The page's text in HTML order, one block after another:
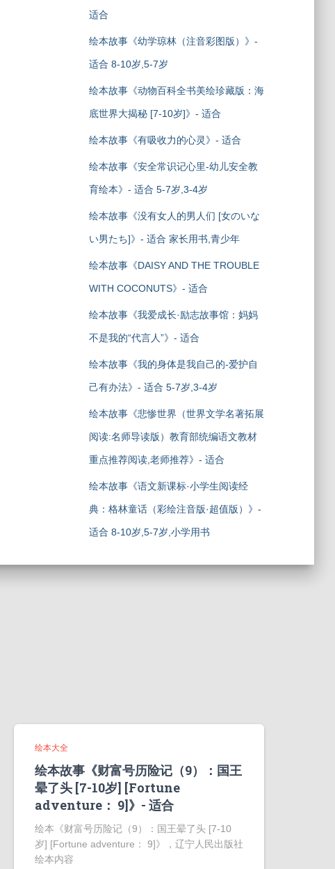
适合
绘本故事《幼学琼林（注音彩图版）》-
适合 8-10岁,5-7岁
绘本故事《动物百科全书美绘珍藏版：海
底世界大揭秘 [7-10岁]》- 适合
绘本故事《有吸收力的心灵》- 适合
绘本故事《安全常识记心里-幼儿安全教
育绘本》- 适合 5-7岁,3-4岁
绘本故事《没有女人的男人们 [女のいな
い男たち]》- 适合 家长用书,青少年
绘本故事《DAISY AND THE TROUBLE
WITH COCONUTS》- 适合
绘本故事《我爱成长·励志故事馆：妈妈
不是我的“代言人”》- 适合
绘本故事《我的身体是我自己的-爱护自
己有办法》- 适合 5-7岁,3-4岁
绘本故事《悲惨世界（世界文学名著拓展
阅读:名师导读版）教育部统编语文教材
重点推荐阅读,老师推荐》- 适合
绘本故事《语文新课标·小学生阅读经
典：格林童话（彩绘注音版·超值版）》-
适合 8-10岁,5-7岁,小学用书
绘本大全
绘本故事《财富号历险记（9）：国王
晕了头 [7-10岁] [Fortune
adventure： 9]》- 适合
绘本《财富号历险记（9）：国王晕了头 [7-10
岁] [Fortune adventure： 9]》，辽宁人民出版社
绘本内容